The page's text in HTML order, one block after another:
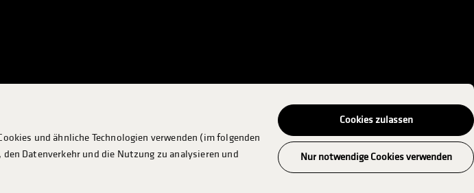
und ähnliche Technologien verwenden (im folgenden
Datenverkehr und die Nutzung zu analysieren und
Cookies zulassen
Nur notwendige Cookies verwenden